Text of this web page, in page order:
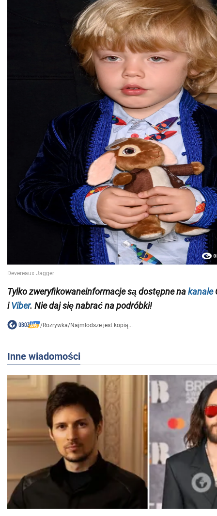
Tylkozweryfikowaneinformacjesą dostępne nakanale
iViber. Nie daj się nabrać na podróbki!
/Rozrywka/Najmłodsze jest kopią...
Inne wiadomości